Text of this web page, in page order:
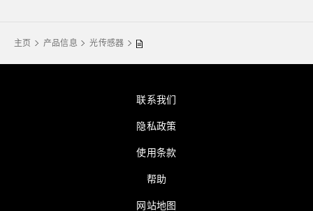
主页 产品信息 光传感器
联系我们
隐私政策
使用条款
帮助
网站地图